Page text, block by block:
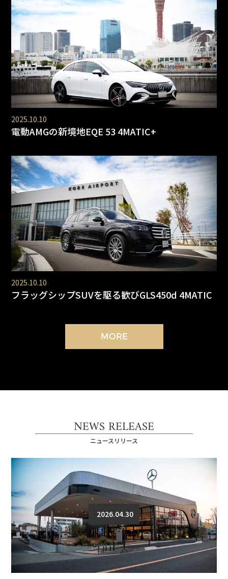
2025.10.10
電動AMGの新境地EQE 53 4MATIC+
2025.10.10
フラッグシップSUVを駆る歓びGLS450d 4MATIC
MORE
NEWS RELEASE
ニュースリリース
2026.04.30